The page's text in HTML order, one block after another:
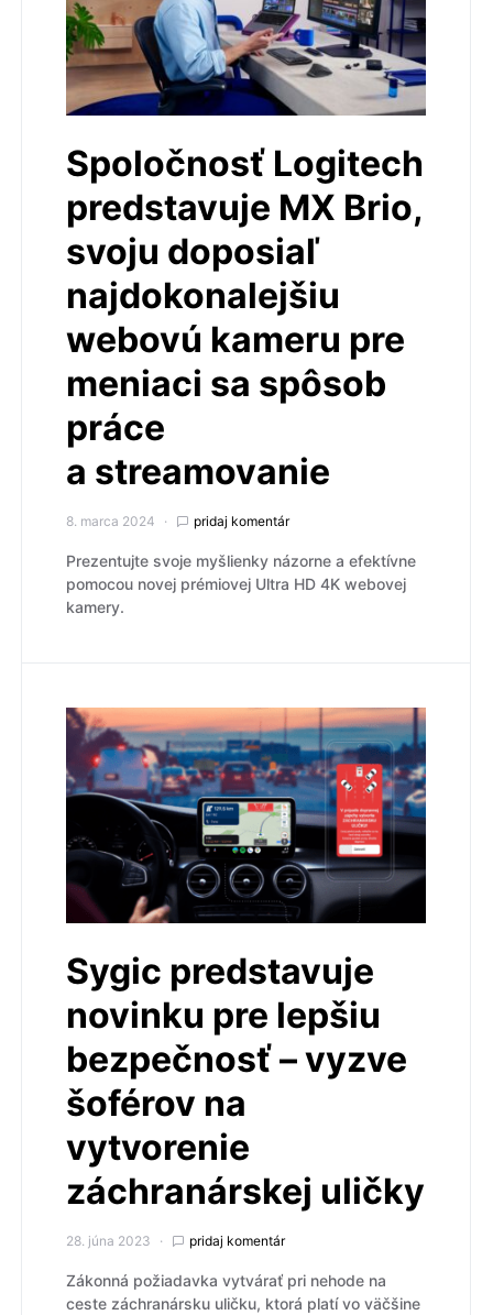
Spoločnosť Logitech
predstavuje MX Brio,
svoju doposiaľ
najdokonalejšiu
webovú kameru pre
meniaci sa spôsob
práce
a streamovanie
8. marca 2024 pridaj komentár
Prezentujte svoje myšlienky názorne a efektívne
pomocou novej prémiovej Ultra HD 4K webovej
kamery.
Sygic predstavuje
novinku pre lepšiu
bezpečnosť – vyzve
šoférov na
vytvorenie
záchranárskej uličky
28. júna 2023 pridaj komentár
Zákonná požiadavka vytvárať pri nehode na
ceste záchranársku uličku, ktorá platí vo väčšine